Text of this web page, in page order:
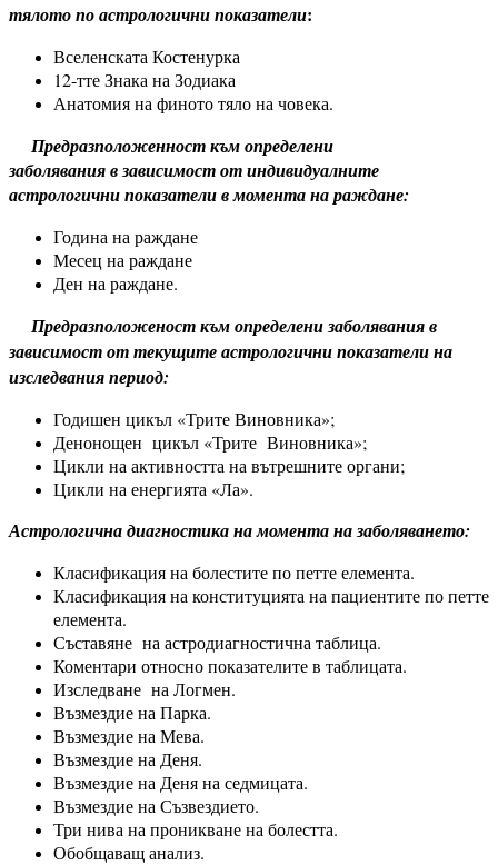
тялото по астрологични показатели:
Вселенската Костенурка
12-тте Знака на Зодиака
Анатомия на финото тяло на човека.
Предразположенност към определени
заболявания в зависимост от индивидуалните
астрологични показатели в момента на раждане:
Година на раждане
Месец на раждане
Ден на раждане.
Предразположеност към определени заболявания в
зависимост от текущите астрологични показатели на
изследвания период:
Годишен цикъл «Трите Виновника»;
Денонощен цикъл «Трите Виновника»;
Цикли на активността на вътрешните органи;
Цикли на енергията «Ла».
Астрологична диагностика на момента на заболяването:
Класификация на болестите по петте елемента.
Класификация на конституцията на пациентите по петте
елемента.
Съставяне на астродиагностична таблица.
Коментари относно показателите в таблицата.
Изследване на Логмен.
Възмездие на Парка.
Възмездие на Мева.
Възмездие на Деня.
Възмездие на Деня на седмицата.
Възмездие на Съзвездието.
Три нива на проникване на болестта.
Обобщаващ анализ.